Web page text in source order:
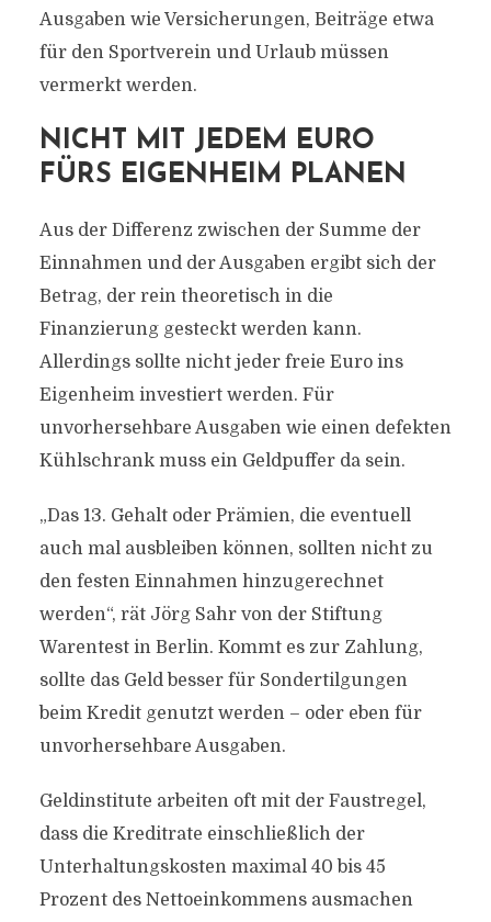
Ausgaben wie Versicherungen, Beiträge etwa
für den Sportverein und Urlaub müssen
vermerkt werden.
NICHT MIT JEDEM EURO
FÜRS EIGENHEIM PLANEN
Aus der Differenz zwischen der Summe der
Einnahmen und der Ausgaben ergibt sich der
Betrag, der rein theoretisch in die
Finanzierung gesteckt werden kann.
Allerdings sollte nicht jeder freie Euro ins
Eigenheim investiert werden. Für
unvorhersehbare Ausgaben wie einen defekten
Kühlschrank muss ein Geldpuffer da sein.
„Das 13. Gehalt oder Prämien, die eventuell
auch mal ausbleiben können, sollten nicht zu
den festen Einnahmen hinzugerechnet
werden“, rät Jörg Sahr von der Stiftung
Warentest in Berlin. Kommt es zur Zahlung,
sollte das Geld besser für Sondertilgungen
beim Kredit genutzt werden – oder eben für
unvorhersehbare Ausgaben.
Geldinstitute arbeiten oft mit der Faustregel,
dass die Kreditrate einschließlich der
Unterhaltungskosten maximal 40 bis 45
Prozent des Nettoeinkommens ausmachen